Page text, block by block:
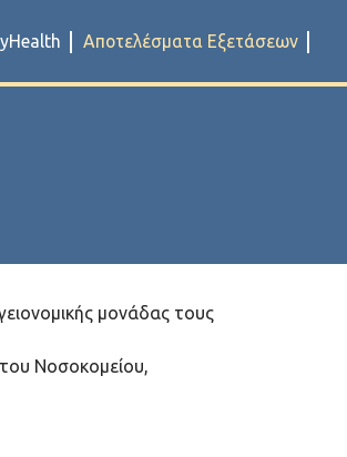
Αποτελέσματα Εξετάσεων
μονάδας τους
Νοσοκομείου,